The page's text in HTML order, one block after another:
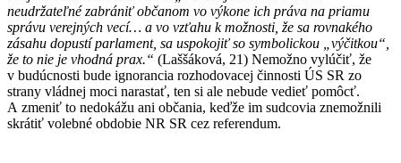
neudržateľné zabrániť občanom vo výkone ich práva na priamu
správu verejných vecí… a vo vzťahu k možnosti, že sa rovnakého
zásahu dopustí parlament, sa uspokojiť so symbolickou „výčitkou“,
že to nie je vhodná prax.“ (Laššáková, 21) Nemožno vylúčiť, že
v budúcnosti bude ignorancia rozhodovacej činnosti ÚS SR zo
strany vládnej moci narastať, ten si ale nebude vedieť pomôcť.
A zmeniť to nedokážu ani občania, keďže im sudcovia znemožnili
skrátiť volebné obdobie NR SR cez referendum.